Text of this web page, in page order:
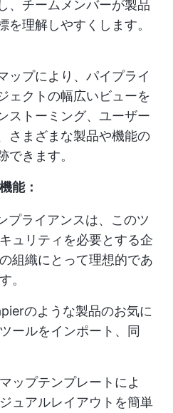
、チームメンバーが製品
を理解しやすくします。
ップにより、パイプライ
ェクトの幅広いビューを
ストーミング、ユーザー
さまざまな製品や機能の
できます。
能：
プライアンスは、このツ
ュリティを必要とする企
組織にとって理想的であ
。
のような製品のお気に
ールをインポート、同
ップテンプレートによ
ュアルレイアウトを簡単